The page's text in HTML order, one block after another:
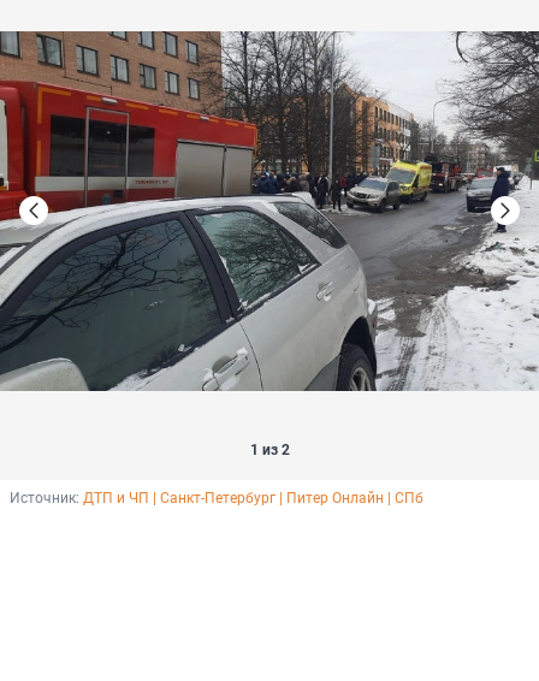
1 из 2
Источник: ДТП и ЧП | Санкт-Петербург | Питер Онлайн | СПб